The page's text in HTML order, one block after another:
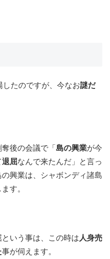
したのですが、今なお謎だ
後の会議で「 島の興業が今
退屈なんで来たんだ」と言っ
興業は、シャボンディ諸島
す。
いう事は、この時は 人身売
事が伺えます。